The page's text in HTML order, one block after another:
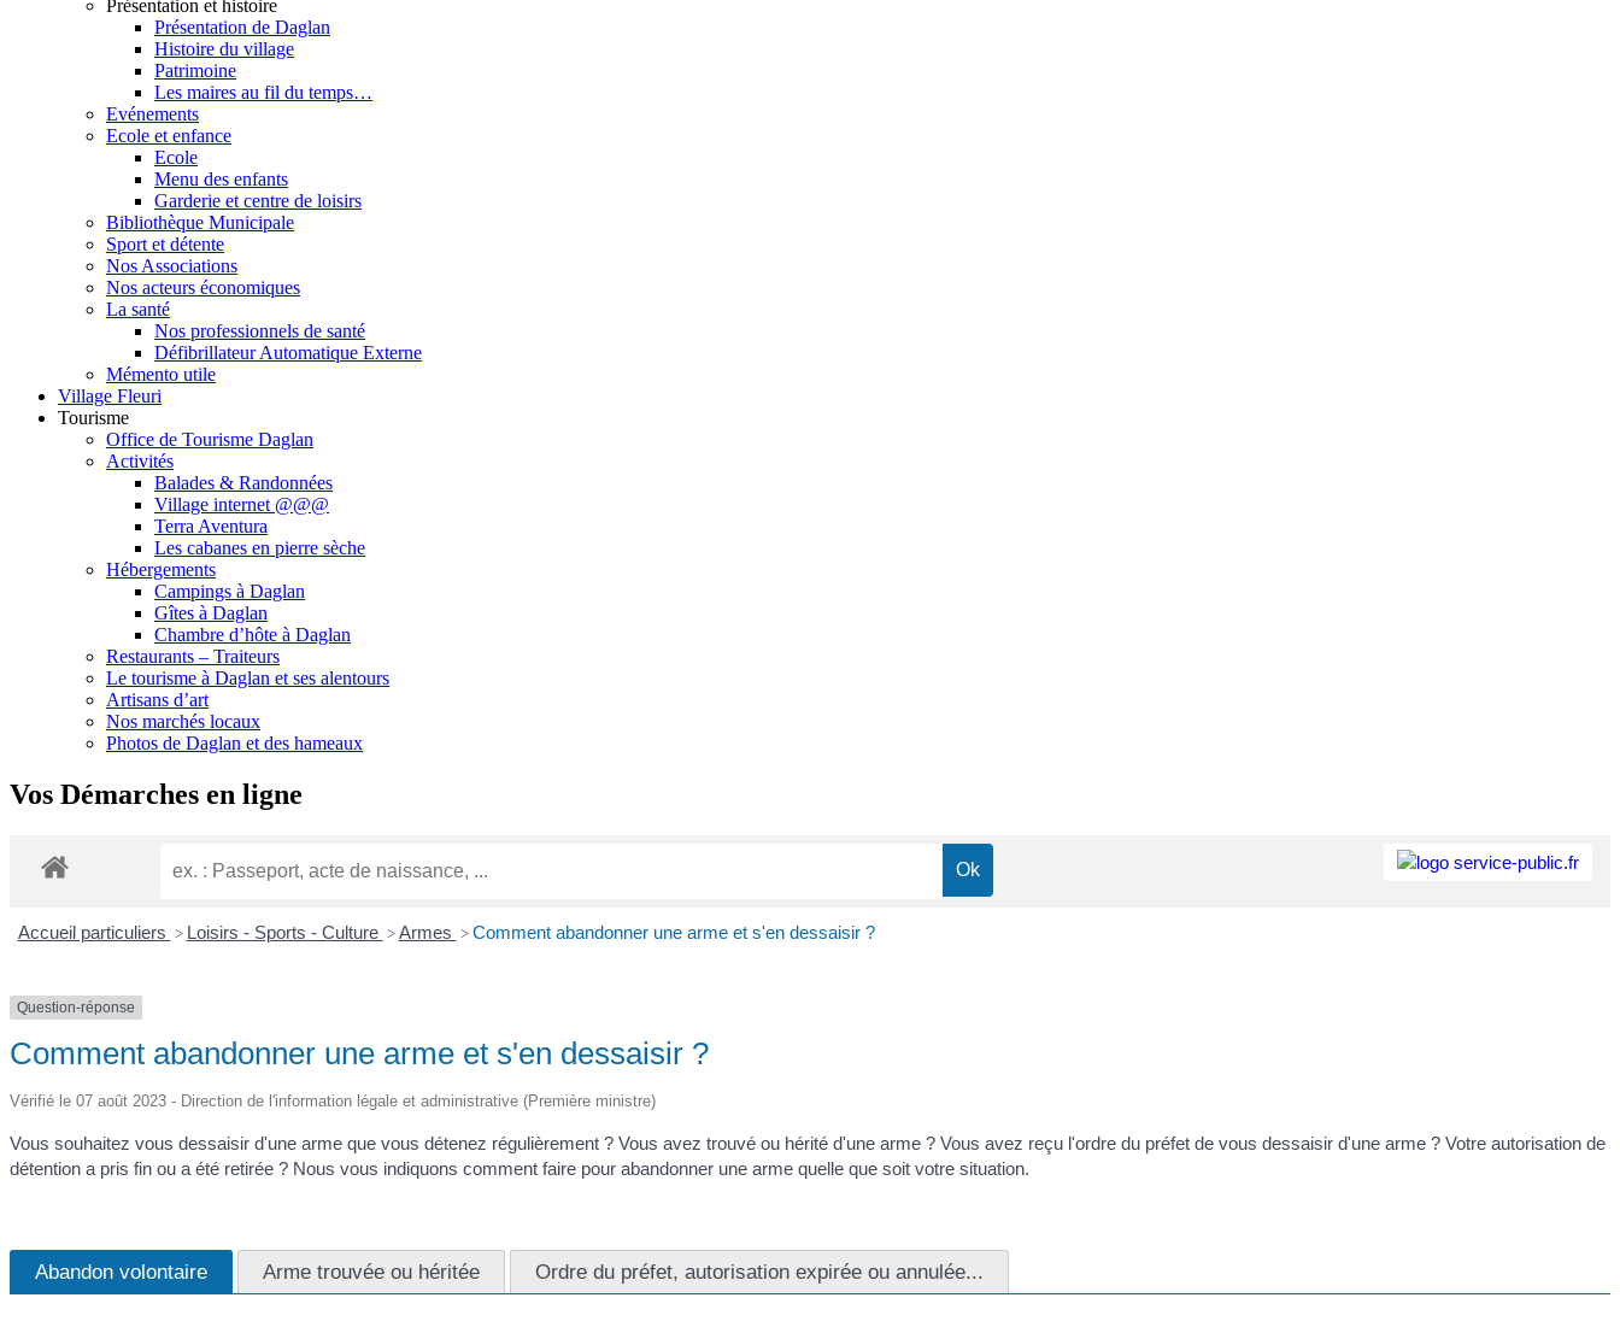
Présentation et histoire
Présentation de Daglan
Histoire du village
Patrimoine
Les maires au fil du temps…
Evénements
Ecole et enfance
Ecole
Menu des enfants
Garderie et centre de loisirs
Bibliothèque Municipale
Sport et détente
Nos Associations
Nos acteurs économiques
La santé
Nos professionnels de santé
Défibrillateur Automatique Externe
Mémento utile
Village Fleuri
Tourisme
Office de Tourisme Daglan
Activités
Balades & Randonnées
Village internet @@@
Terra Aventura
Les cabanes en pierre sèche
Hébergements
Campings à Daglan
Gîtes à Daglan
Chambre d’hôte à Daglan
Restaurants – Traiteurs
Le tourisme à Daglan et ses alentours
Artisans d’art
Nos marchés locaux
Photos de Daglan et des hameaux
Vos Démarches en ligne
Accueil particuliers > Loisirs - Sports - Culture > Armes > Comment abandonner une arme et s'en dessaisir ?
Question-réponse
Comment abandonner une arme et s'en dessaisir ?
Vérifié le 07 août 2023 - Direction de l'information légale et administrative (Première ministre)
Vous souhaitez vous dessaisir d'une arme que vous détenez régulièrement ? Vous avez trouvé ou hérité d'une arme ? Vous avez reçu l'ordre du préfet de vous dessaisir d'une arme ? Votre autorisation de
détention a pris fin ou a été retirée ? Nous vous indiquons comment faire pour abandonner une arme quelle que soit votre situation.
Abandon volontaire Arme trouvée ou héritée Ordre du préfet, autorisation expirée ou annulée...